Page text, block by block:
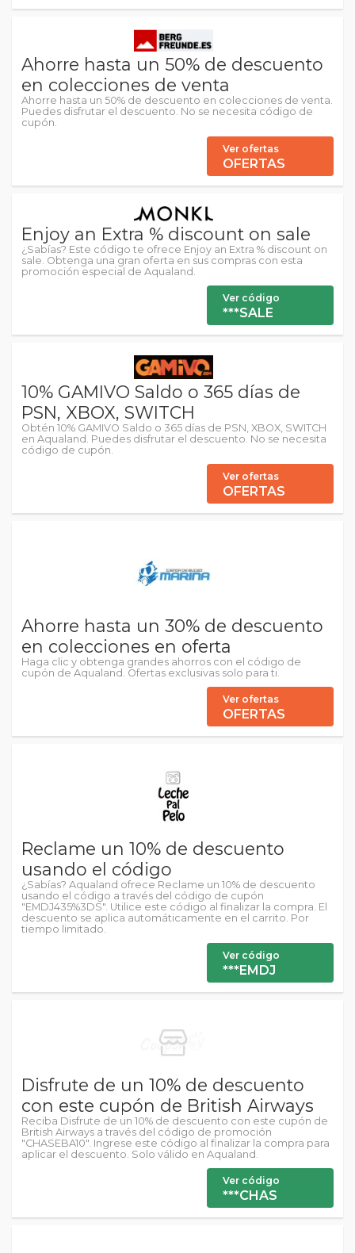
Ahorre hasta un 50% de descuento
en colecciones de venta
Ahorre hasta un 50% de descuento en colecciones de venta.
Puedes disfrutar el descuento. No se necesita código de
cupón.
Ver ofertas
OFERTAS
Enjoy an Extra % discount on sale
¿Sabías? Este código te ofrece Enjoy an Extra % discount on
sale. Obtenga una gran oferta en sus compras con esta
promoción especial de Aqualand.
Ver código
***SALE
10% GAMIVO Saldo o 365 días de
PSN, XBOX, SWITCH
Obtén 10% GAMIVO Saldo o 365 días de PSN, XBOX, SWITCH
en Aqualand. Puedes disfrutar el descuento. No se necesita
código de cupón.
Ver ofertas
OFERTAS
Ahorre hasta un 30% de descuento
en colecciones en oferta
Haga clic y obtenga grandes ahorros con el código de
cupón de Aqualand. Ofertas exclusivas solo para ti.
Ver ofertas
OFERTAS
Reclame un 10% de descuento
usando el código
¿Sabías? Aqualand ofrece Reclame un 10% de descuento
usando el código a través del código de cupón
"EMDJ435%3DS". Utilice este código al finalizar la compra. El
descuento se aplica automáticamente en el carrito. Por
tiempo limitado.
Ver código
***EMDJ
Disfrute de un 10% de descuento
con este cupón de British Airways
Reciba Disfrute de un 10% de descuento con este cupón de
British Airways a través del código de promoción
"CHASEBA10". Ingrese este código al finalizar la compra para
aplicar el descuento. Solo válido en Aqualand.
Ver código
***CHAS